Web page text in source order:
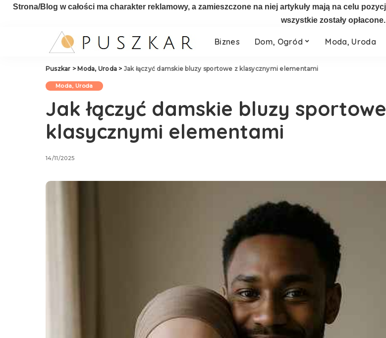
Strona/Blog w całości ma charakter reklamowy, a zamieszczone na niej artykuły mają na celu
wszystkie zostały opłacone.
Biznes Dom, Ogród Moda, Uroda
Puszkar > Moda, Uroda > Jak łączyć damskie bluzy sportowe z klasycznymi elementami
Moda, Uroda
Jak łączyć damskie bluzy
klasycznymi elementami
14/11/2025